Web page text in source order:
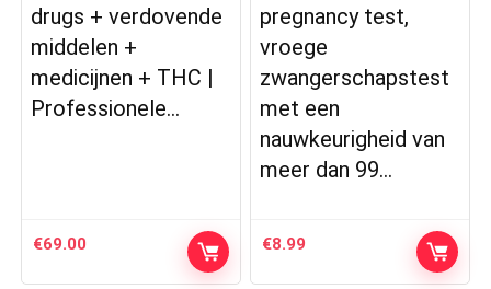
drugs + verdovende
middelen +
medicijnen + THC |
Professionele…
€69.00
pregnancy test,
vroege
zwangerschapstest
met een
nauwkeurigheid van
meer dan 99…
€8.99